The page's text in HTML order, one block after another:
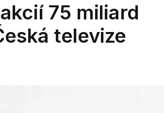
75 miliard
televize